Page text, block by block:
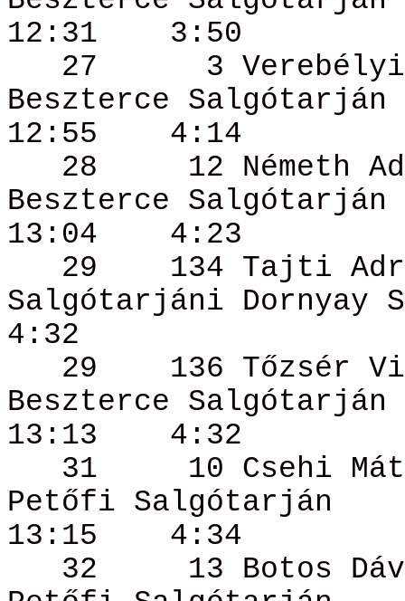
12:31
3:50
27
3
Beszterce Salgótarján
12:55
4:14
28
12 Németh
Beszterce Salgótarján
13:04
4:23
29
134 Tajti
Salgótarjáni Dornyay
4:32
29
136 Tőzsér
Beszterce Salgótarján
13:13
4:32
31
10 Csehi
Petőfi Salgótarján
13:15
4:34
32
13 Botos